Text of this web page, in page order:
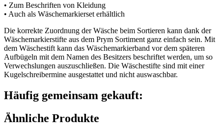
• Zum Beschriften von Kleidung
• Auch als Wäschemarkierset erhältlich
Die korrekte Zuordnung der Wäsche beim Sortieren kann dank der
Wäschemarkierstifte aus dem Prym Sortiment ganz einfach sein. Mit
dem Wäschestift kann das Wäschemarkierband vor dem späteren
Aufbügeln mit dem Namen des Besitzers beschriftet werden, um so
Verwechslungen auszuschließen. Die Wäschestifte sind mit einer
Kugelschreibermine ausgestattet und nicht auswaschbar.
Häufig gemeinsam gekauft:
Ähnliche Produkte